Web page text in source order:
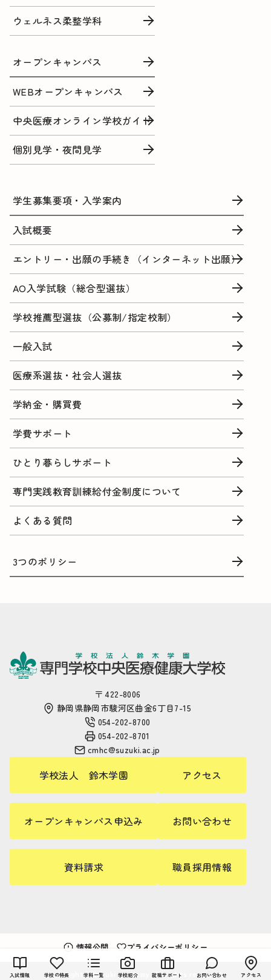
ウェルネス柔整学科
オープンキャンパス
WEBオープンキャンパス
中央医療オンライン学校ガイド
個別見学・夜間見学
学生募集要項・入学案内
入試概要
エントリー・出願の手続き（インターネット出願）
AO入学試験（総合型選抜）
学校推薦型選抜（公募制/指定校制）
一般入試
医療系選抜・社会人選抜
学納金・購買費
学費サポート
ひとり暮らしサポート
専門実践教育訓練給付金制度について
よくある質問
3つのポリシー
〒 422-8006
静岡県静岡市駿河区曲金6丁目7-15
054-202-8700
054-202-8701
cmhc@suzuki.ac.jp
学校法人 鈴木学園
オープンキャンパス申込み
資料請求
アクセス
お問い合わせ
職員採用情報
情報公開 プライバシーポリシー
Copyright© Suzuki Academy. All rights reserved.
入試情報 学校の特長 学科一覧 学校紹介 就職サポート お問い合わせ アクセス